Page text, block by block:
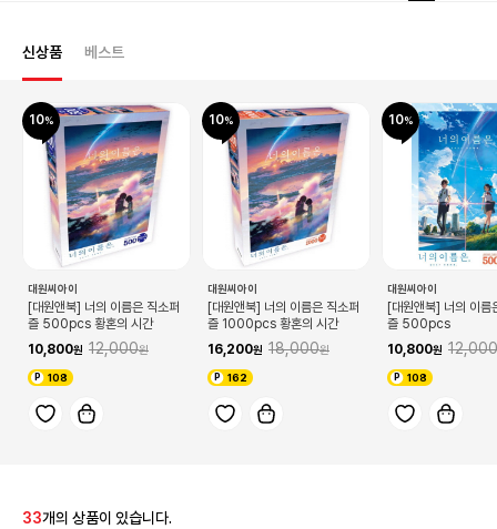
신상품 베스트
10
대원씨아이
[대원앤북] 너의 이름은 직소퍼
즐 500pcs 황혼의 시간
10,800
12,000
108
10
대원씨아이
[대원앤북] 너의 이름은 직소퍼
즐 1000pcs 황혼의 시간
16,200
18,000
162
10
대원씨아이
[대원앤북] 너의 이름
즐 500pcs
10,800
12,000
108
33개의 상품이 있습니다.